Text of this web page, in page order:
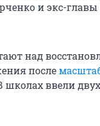
и экс-
над
после
школах ввели